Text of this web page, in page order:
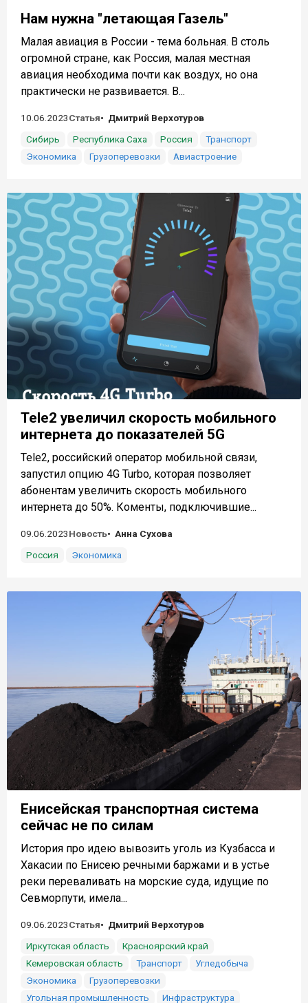
Нам нужна "летающая Газель"
Малая авиация в России - тема больная. В столь
огромной стране, как Россия, малая местная
авиация необходима почти как воздух, но она
практически не развивается. В...
10.06.2023Статья
Дмитрий Верхотуров
Сибирь
Республика Саха Россия
Транспорт
Экономика
Грузоперевозки Авиастроение
Tele2 увеличил скорость мобильного
интернета до показателей 5G
Tele2, российский оператор мобильной связи,
запустил опцию 4G Turbo, которая позволяет
абонентам увеличить скорость мобильного
интернета до 50%. Коменты, подключившие...
09.06.2023Новость
Анна Сухова
Россия
Экономика
Енисейская транспортная система
сейчас не по силам
История про идею вывозить уголь из Кузбасса и
Хакасии по Енисею речными баржами и в устье
реки переваливать на морские суда, идущие по
Севморпути, имела...
09.06.2023Статья
Дмитрий Верхотуров
Иркутская область
Красноярский край
Кемеровская область
Транспорт
Угледобыча
Экономика
Грузоперевозки
Угольная промышленность
Инфраструктура